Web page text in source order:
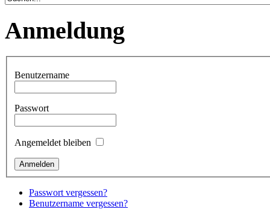
Anmeldung
Benutzername
Passwort
Angemeldet bleiben
Passwort vergessen?
Benutzername vergessen?